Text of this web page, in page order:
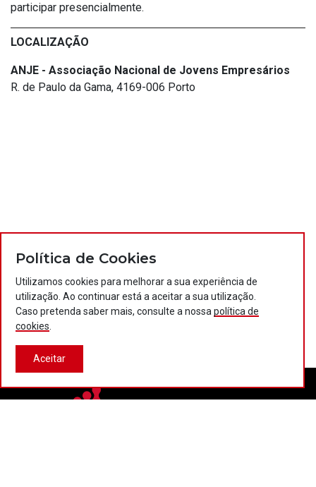
participar presencialmente.
LOCALIZAÇÃO
ANJE - Associação Nacional de Jovens Empresários
R. de Paulo da Gama, 4169-006 Porto
Política de Cookies
Utilizamos cookies para melhorar a sua experiência de
utilização. Ao continuar está a aceitar a sua utilização.
Caso pretenda saber mais, consulte a nossa política de
cookies
Aceitar